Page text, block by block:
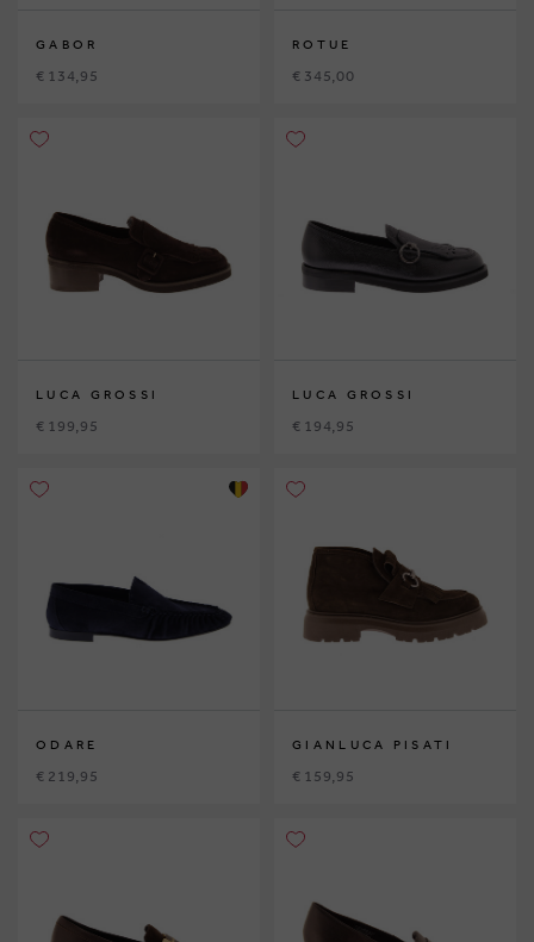
GABOR
€ 134,95
ROTUE
€ 345,00
LUCA GROSSI
€ 199,95
LUCA GROSSI
€ 194,95
ODARE
€ 219,95
GIANLUCA PISATI
€ 159,95